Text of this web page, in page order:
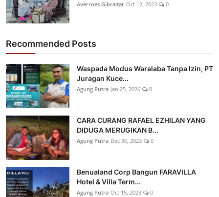
Averroes Gibraltar Oct 12, 2023 0
Recommended Posts
Waspada Modus Waralaba Tanpa Izin, PT
Juragan Kuce...
Agung Putra Jan 25, 2026 0
CARA CURANG RAFAEL EZHILAN YANG
DIDUGA MERUGIKAN B...
Agung Putra Dec 30, 2023 0
Benualand Corp Bangun FARAVILLA
Hotel & Villa Term...
Agung Putra Oct 15, 2023 0